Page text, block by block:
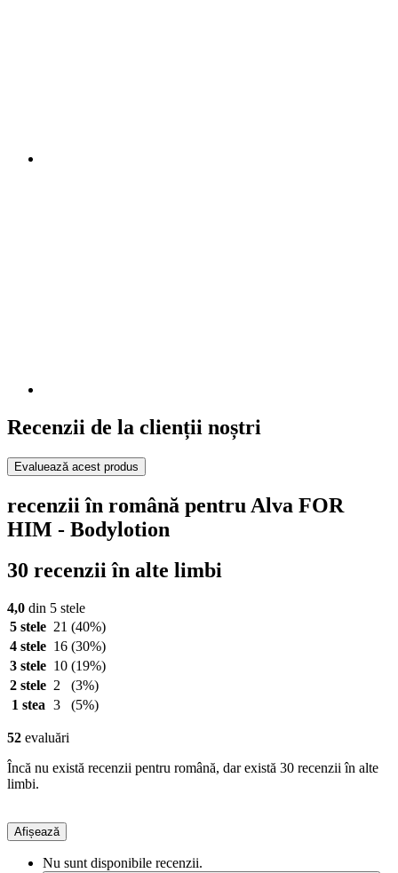
Recenzii de la clienții noștri
Evaluează acest produs
recenzii în română pentru Alva FOR
HIM - Bodylotion
30 recenzii în alte limbi
4,0 din 5 stele
5 stele 21 (40%)
4 stele 16 (30%)
3 stele 10 (19%)
2 stele 2
(3%)
1 stea 3 (5%)
52 evaluări
Încă nu există recenzii pentru română, dar există 30 recenzii în alte
limbi.
Afișează
Nu sunt disponibile recenzii.